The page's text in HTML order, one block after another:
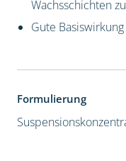
Wachsschichten
Gute
Formulierung